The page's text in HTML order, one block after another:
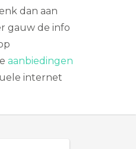
dan aan
gauw de info
aanbiedingen
internet